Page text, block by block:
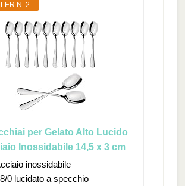
N. 2
per Gelato Alto Lucido
Inossidabile 14,5 x 3 cm
inossidabile
0 lucidato a specchio